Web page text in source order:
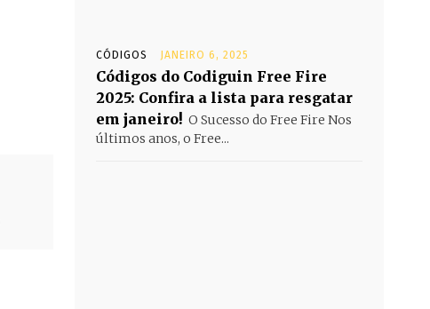
CÓDIGOS JANEIRO 6, 2025
Códigos do Codiguin Free Fire
2025: Confira a lista para resgatar
em janeiro! O Sucesso do Free Fire Nos
últimos anos, o Free...